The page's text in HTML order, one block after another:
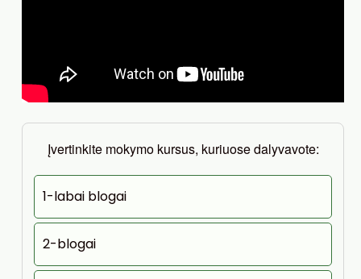
Įvertinkite mokymo kursus, kuriuose dalyvavote:
1-labai blogai
2-blogai